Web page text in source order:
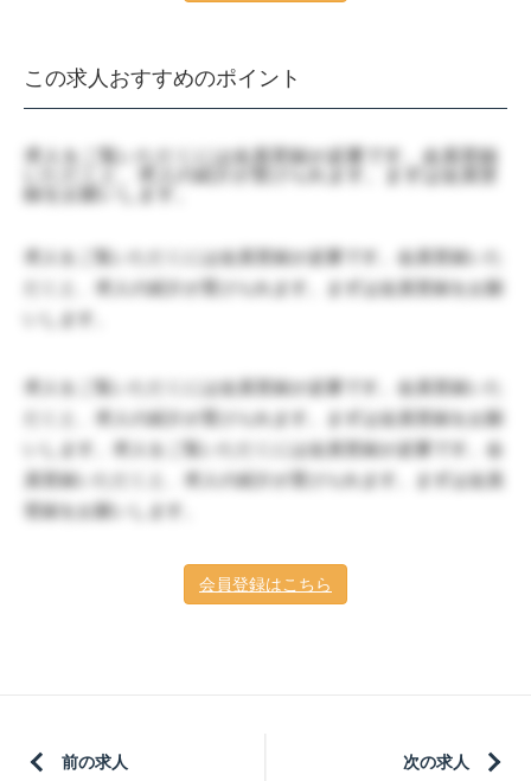
この求人おすすめのポイント
求人をご覧いただくには会員登録が必要です。会員登録
録をお願いします。
求人をご覧いただくには会員登録が必要です。会員登録いた
だくと、求人の紹介が受けられます。まずは会員登録をお願
いします。
求人をご覧いただくには会員登録が必要です。会員登録いた
だくと、求人の紹介が受けられます。まずは会員登録をお願
いします。求人をご覧いただくには会員登録が必要です。会
員登録いただくと、求人の紹介が受けられます。まずは会員
登録をお願いします。
会員登録はこちら
前の求人 次の求人